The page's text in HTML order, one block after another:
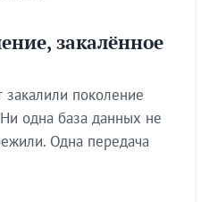
закалённое
закалили поколение
одна база данных не
Одна передача